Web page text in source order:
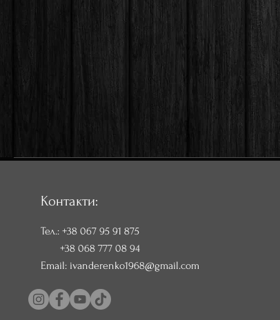
Контакти:
Тел.: +38 067 95 91 875
+38 068 777 08 94
Email: ivanderenko1968@gmail.com